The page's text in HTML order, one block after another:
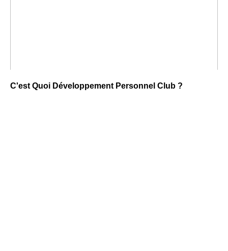
C'est Quoi Développement Personnel Club ?